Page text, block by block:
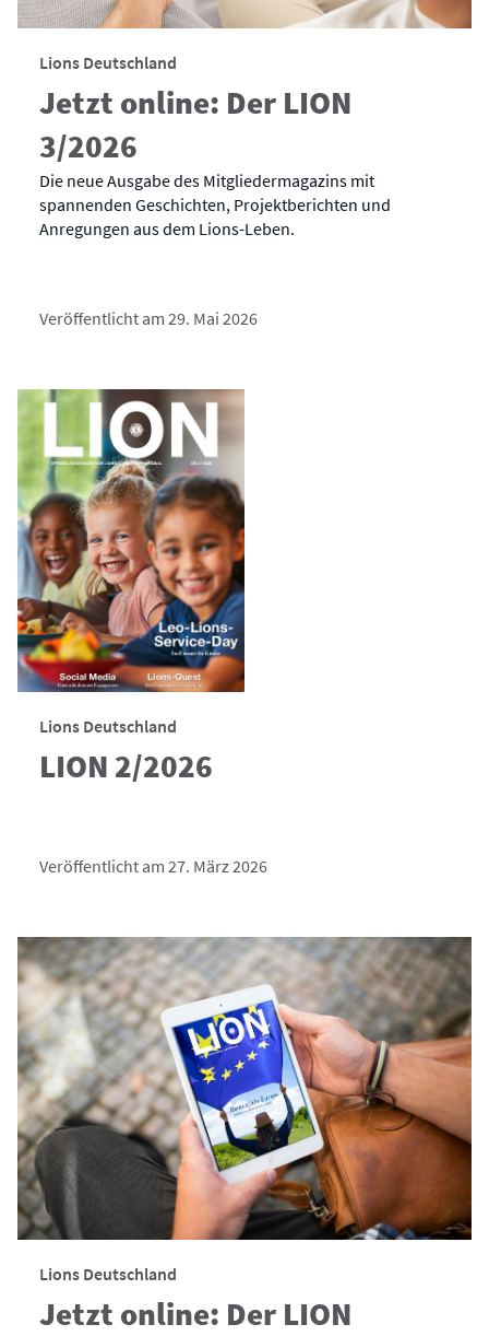
Lions Deutschland
Jetzt online: Der LION
3/2026
Die neue Ausgabe des Mitgliedermagazins mit
spannenden Geschichten, Projektberichten und
Anregungen aus dem Lions-Leben.
Veröffentlicht am 29. Mai 2026
Lions Deutschland
LION 2/2026
Veröffentlicht am 27. März 2026
Lions Deutschland
Jetzt online: Der LION